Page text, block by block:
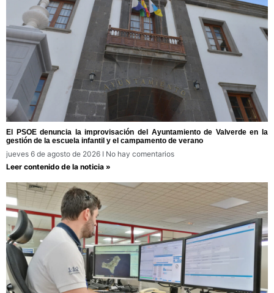
El PSOE denuncia la improvisación del Ayuntamiento de Valverde en la
gestión de la escuela infantil y el campamento de verano
jueves 6 de agosto de 2026
No hay comentarios
Leer contenido de la noticia »